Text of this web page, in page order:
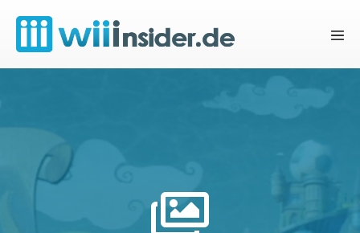
Inhalt
springen